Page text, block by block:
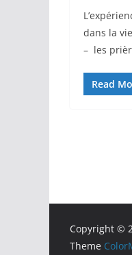
dans la
– les
Read
Copyright ©
Theme